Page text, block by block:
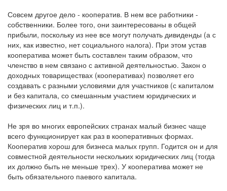
Совсем другое дело - кооператив. В нем все работники -
собственники. Более того, они заинтересованы в общей
прибыли, поскольку из нее все могут получать дивиденды (а с
них, как известно, нет социального налога). При этом устав
кооператива может быть составлен таким образом, что
членство в нем связано с активной деятельностью. Закон о
доходных товариществах (кооперативах) позволяет его
создавать с разными условиями для участников (с капиталом
и без капитала, со смешанным участием юридических и
физических лиц и т.п.).
Не зря во многих европейских странах малый бизнес чаще
всего функционирует как раз в кооперативных формах.
Кооператив хорош для бизнеса малых групп. Годится он и для
совместной деятельности нескольких юридических лиц (тогда
их должно быть не меньше трех). У кооператива может не
быть обязательного паевого капитала.